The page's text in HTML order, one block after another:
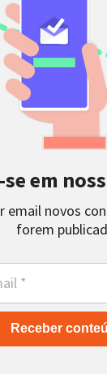
em
email novos
forem
Receber